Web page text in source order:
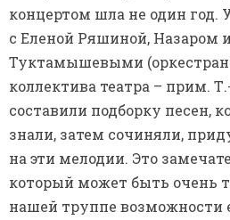
концертом шла не один год.
с Еленой Ряшиной, Назаром
Туктамышевыми
коллектива театра – прим.
составили подборку песен,
знали, затем сочиняли,
на эти мелодии. Это
который может быть очень
нашей труппе возможности